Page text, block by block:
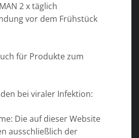
2 x täglich
vor dem Frühstück
für Produkte zum
bei viraler Infektion:
Die auf dieser Website
ausschließlich der